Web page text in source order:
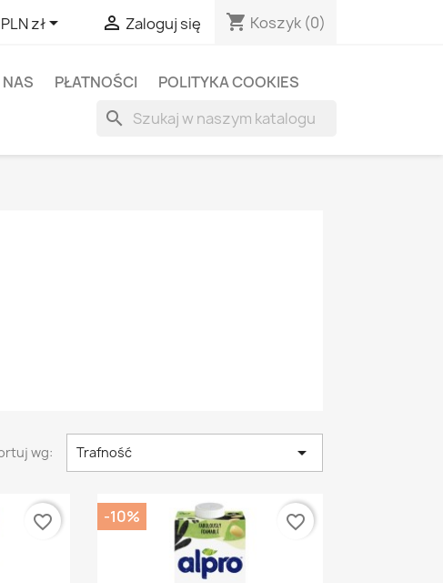
PLN zł  Zaloguj się shopping_cart Koszyk (0)
PŁATNOŚCI POLITYKA COOKIES
search
wg: Trafność 
favorite_border -10% favorite_border